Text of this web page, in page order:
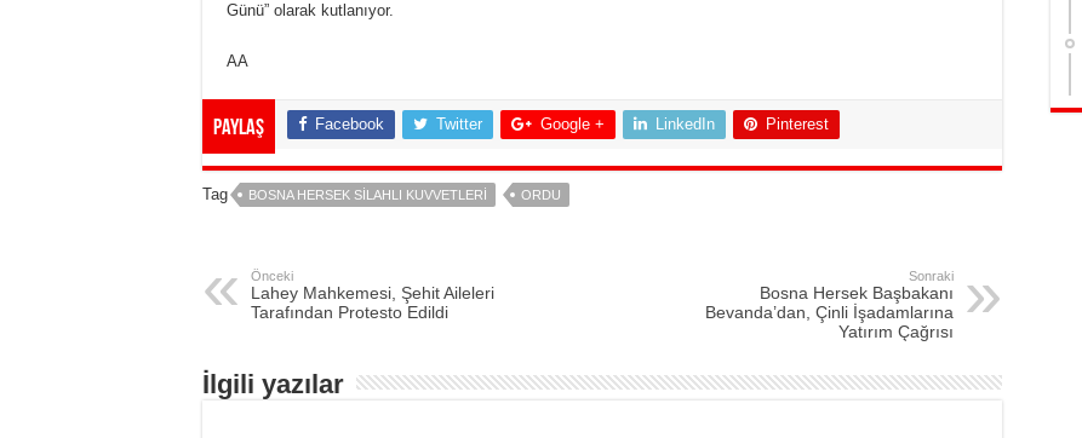
Günü” olarak kutlanıyor.
AA
Paylaş Facebook Twitter Google + LinkedIn Pinterest
Tag BOSNA HERSEK SILAHLI KUVVETLERI ORDU
Önceki
Lahey Mahkemesi, Şehit Aileleri
Tarafından Protesto Edildi
Sonraki
Bosna Hersek Başbakanı
Bevanda’dan, Çinli İşadamlarına
Yatırım Çağrısı
İlgili yazılar